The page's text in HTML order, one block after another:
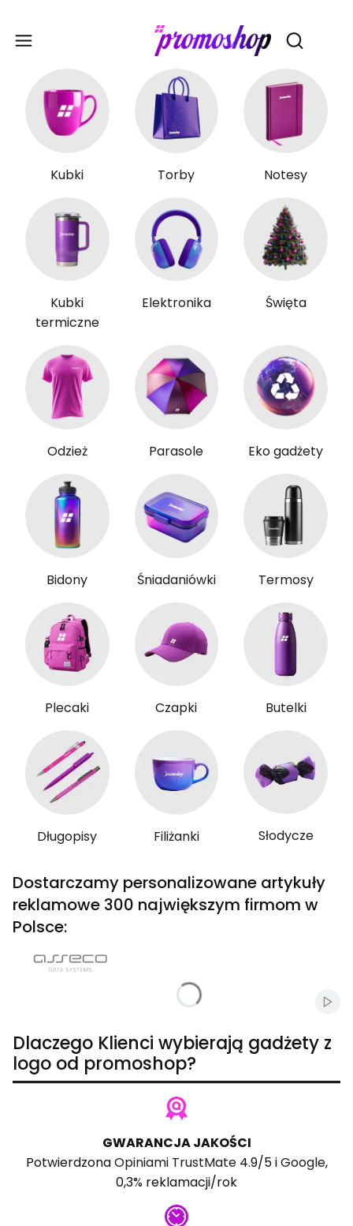
Otwórz
Kubki Torby Notesy
Kubki
termiczne
Elektronika Święta
Odzież Parasole Eko gadżety
Bidony Śniadaniówki Termosy
Plecaki Czapki Butelki
Długopisy Filiżanki Słodycze
Dostarczamy personalizowane artykuły
reklamowe 300 największym firmom w
Polsce:
Dlaczego Klienci wybierają gadżety z
logo od promoshop?
GWARANCJA JAKOŚCI
PotwierdzonaOpiniami TrustMate4.9/5 iGoogle,
0,3% reklamacji/rok